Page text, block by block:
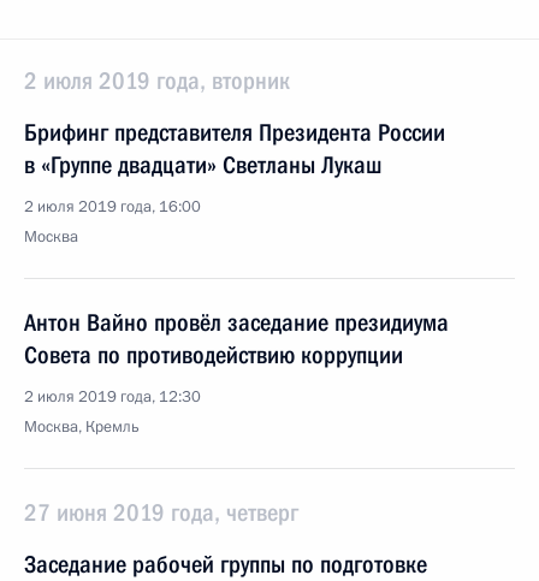
2 июля 2019 года, вторник
Брифинг представителя Президента России
в «Группе двадцати» Светланы Лукаш
2 июля 2019 года, 16:00
Москва
Антон Вайно провёл заседание президиума
Совета по противодействию коррупции
2 июля 2019 года, 12:30
Москва, Кремль
27 июня 2019 года, четверг
Заседание рабочей группы по подготовке